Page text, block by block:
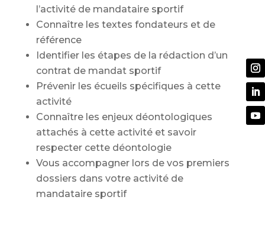
l’activité de mandataire sportif
Connaître les textes fondateurs et de
référence
Identifier les étapes de la rédaction d’un
contrat de mandat sportif
Prévenir les écueils spécifiques à cette
activité
Connaître les enjeux déontologiques
attachés à cette activité et savoir
respecter cette déontologie
Vous accompagner lors de vos premiers
dossiers dans votre activité de
mandataire sportif